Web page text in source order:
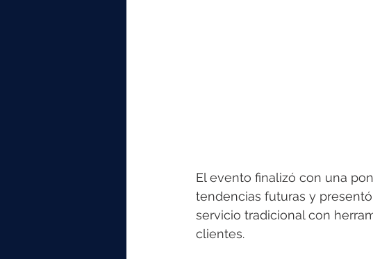
El evento finalizó con una
tendencias futuras y
servicio tradicional con
clientes.